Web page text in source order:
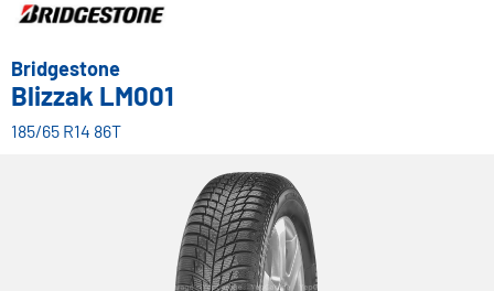
Bridgestone
Blizzak LM001
185/65 R14 86T